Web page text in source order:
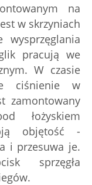
na
w skrzyniach
pracują we
W czasie
ciśnienie w
zamontowany
łożyskiem
objętość -
i przesuwa je.
sprzęgła